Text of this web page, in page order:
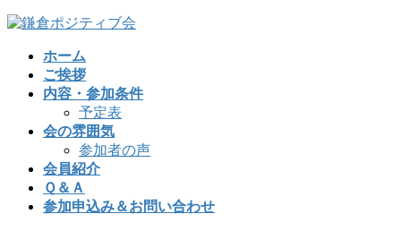
コ
ナ
ホーム
ご挨拶
内容・参加条件
予定表
会の雰囲気
参加者の声
会員紹介
Ｑ＆Ａ
参加申込み＆お問い合わせ